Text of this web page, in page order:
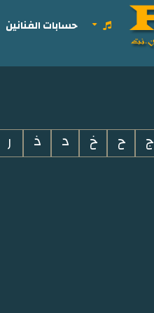
حسابات الفنانين
ج ح خ د ذ ر